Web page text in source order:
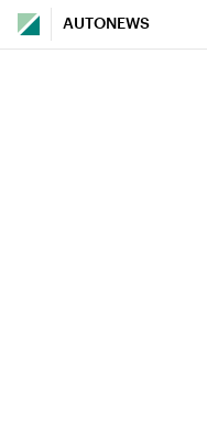
AUTONEWS